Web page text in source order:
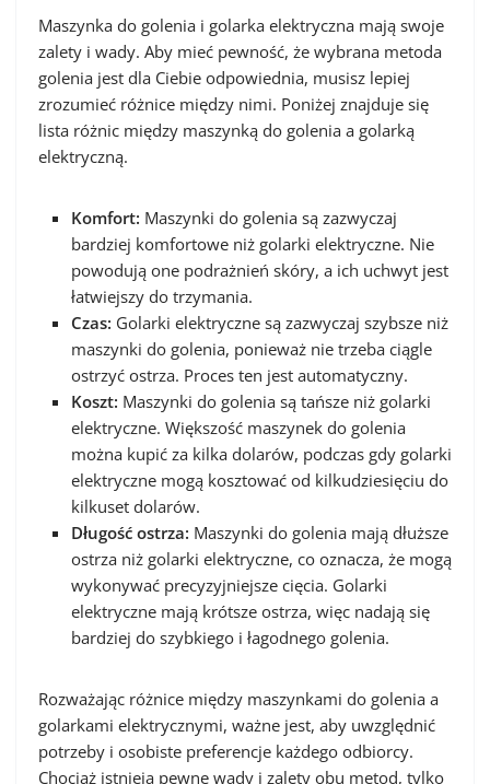
Maszynka do golenia i golarka elektryczna mają swoje
zalety i wady. Aby mieć pewność, że wybrana metoda
golenia jest dla Ciebie odpowiednia, musisz lepiej
zrozumieć różnice między nimi. Poniżej znajduje się
lista różnic między maszynką do golenia a golarką
elektryczną.
Komfort: Maszynki do golenia są zazwyczaj
bardziej komfortowe niż golarki elektryczne. Nie
powodują one podrażnień skóry, a ich uchwyt jest
łatwiejszy do trzymania.
Czas: Golarki elektryczne są zazwyczaj szybsze niż
maszynki do golenia, ponieważ nie trzeba ciągle
ostrzyć ostrza. Proces ten jest automatyczny.
Koszt: Maszynki do golenia są tańsze niż golarki
elektryczne. Większość maszynek do golenia
można kupić za kilka dolarów, podczas gdy golarki
elektryczne mogą kosztować od kilkudziesięciu do
kilkuset dolarów.
Długość ostrza: Maszynki do golenia mają dłuższe
ostrza niż golarki elektryczne, co oznacza, że mogą
wykonywać precyzyjniejsze cięcia. Golarki
elektryczne mają krótsze ostrza, więc nadają się
bardziej do szybkiego i łagodnego golenia.
Rozważając różnice między maszynkami do golenia a
golarkami elektrycznymi, ważne jest, aby uwzględnić
potrzeby i osobiste preferencje każdego odbiorcy.
Chociaż istnieją pewne wady i zalety obu metod, tylko